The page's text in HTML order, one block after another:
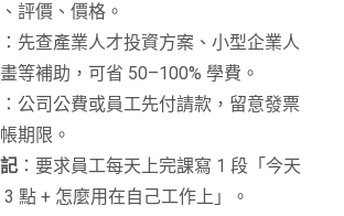
評價、價格。
：先查產業人才投資方案、小型企業人
等補助，可省 50–100% 學費。
：公司公費或員工先付請款，留意發票
期限。
：要求員工每天上完課寫 1 段「今天
點 + 怎麼用在自己工作上」。